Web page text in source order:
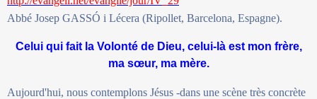
Abbé Josep GASSÓ i Lécera (Ripollet, Barcelona, Espagne).
Celui qui fait la Volonté de Dieu, celui-là est mon frère,
ma sœur, ma mère.
Aujourd'hui, nous contemplons Jésus -dans une scène très concrète